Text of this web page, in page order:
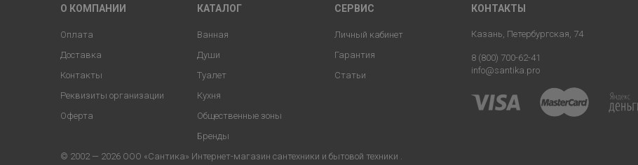
О КОМПАНИИ
Оплата
Доставка
Контакты
Реквизиты организации
Оферта
КАТАЛОГ
Ванная
Души
Туалет
Кухня
Общественные зоны
Бренды
СЕРВИС
Личный кабинет
Гарантия
Статьи
КОНТАКТЫ
Казань, Петербургская, 74
8 (800) 700-62-41
info@santika.pro
© 2002 — 2026 ООО «Сантика» Интернет-магазин сантехники и бытовой техники .